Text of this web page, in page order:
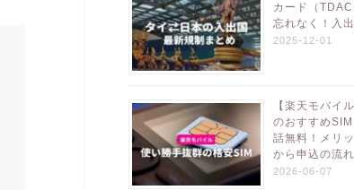
カード（
忘れなく！入
2025-12-01
【楽天モバイ
のおすすめ
話無料！メリ
から申込の流
2026-06-07